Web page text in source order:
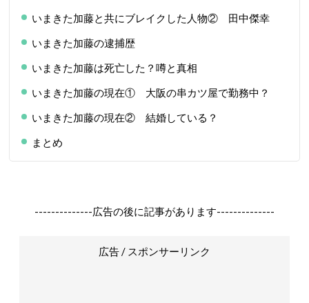
いまきた加藤と共にブレイクした人物② 田中傑幸
いまきた加藤の逮捕歴
いまきた加藤は死亡した？噂と真相
いまきた加藤の現在① 大阪の串カツ屋で勤務中？
いまきた加藤の現在② 結婚している？
まとめ
--------------広告の後に記事があります--------------
広告 / スポンサーリンク